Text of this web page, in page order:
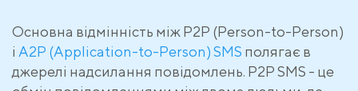
Основна відмінність між P2P (Person-to-Person)
і A2P (Application-to-Person) SMS полягає в
джерелі надсилання повідомлень. P2P SMS - це